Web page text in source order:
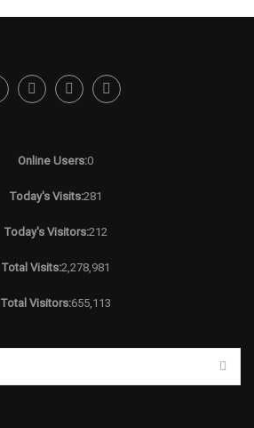
Online Users:0
Today's Visits:281
Today's Visitors:212
Total Visits:2,278,981
Total Visitors:655,113